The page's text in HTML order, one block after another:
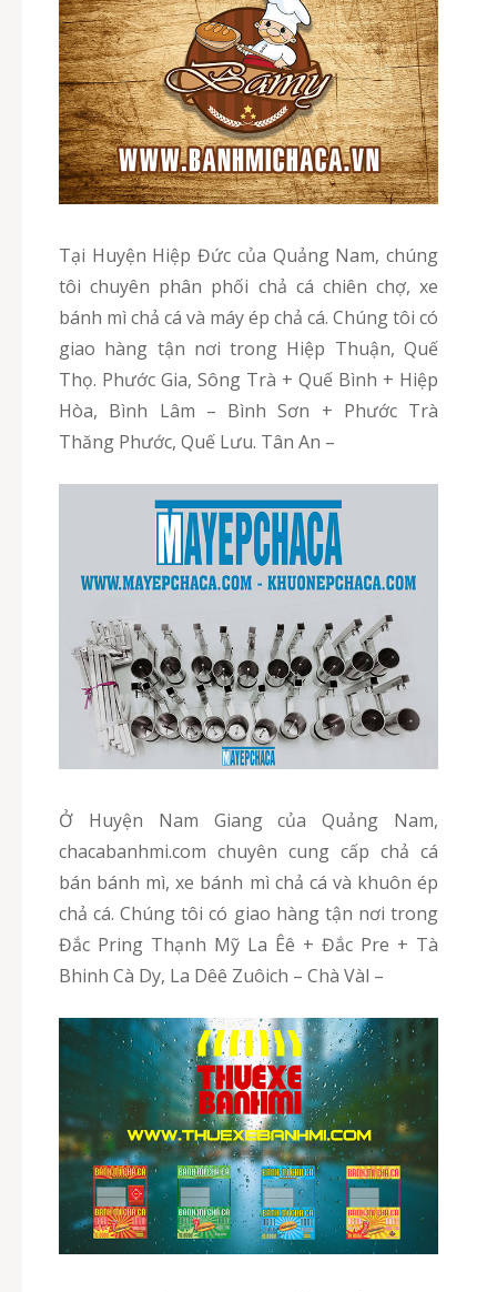
Tại Huyện Hiệp Đức của Quảng Nam, chúng
tôi chuyên phân phối chả cá chiên chợ, xe
bánh mì chả cá và máy ép chả cá. Chúng tôi có
giao hàng tận nơi trong Hiệp Thuận, Quế
Thọ. Phước Gia, Sông Trà + Quế Bình + Hiệp
Hòa, Bình Lâm – Bình Sơn + Phước Trà
Thăng Phước, Quế Lưu. Tân An –
Ở Huyện Nam Giang của Quảng Nam,
chacabanhmi.com chuyên cung cấp chả cá
bán bánh mì, xe bánh mì chả cá và khuôn ép
chả cá. Chúng tôi có giao hàng tận nơi trong
Đắc Pring Thạnh Mỹ La Êê + Đắc Pre + Tà
Bhinh Cà Dy, La Dêê Zuôich – Chà Vàl –